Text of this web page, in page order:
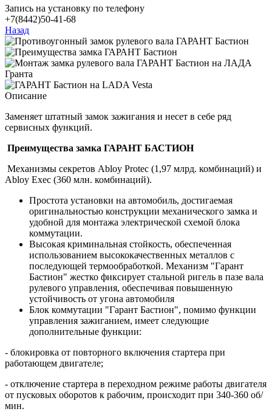
Запись на установку по телефону
+7(8442)50-41-68
Назад
Описание
Заменяет штатный замок зажигания и несет в себе ряд
сервисных функций.
Преимущества замка ГАРАНТ БАСТИОН
Механизмы секретов Abloy Protec (1,97 млрд. комбинаций) и
Abloy Exec (360 млн. комбинаций).
Простота установки на автомобиль, достигаемая
оригинальностью конструкции механического замка и
удобной для монтажа электрической схемой блока
коммутации.
Высокая криминальная стойкость, обеспеченная
использованием высококачественных металлов с
последующей термообработкой. Механизм "Гарант
Бастион" жестко фиксирует стальной ригель в пазе вала
рулевого управления, обеспечивая повышенную
устойчивость от угона автомобиля
Блок коммутации "Гарант Бастион", помимо функции
управления зажиганием, имеет следующие
дополнительные функции:
- блокировка от повторного включения стартера при
работающем двигателе;
- отключение стартера в переходном режиме работы двигателя
от пусковых оборотов к рабочим, происходит при 340-360 об/
мин.